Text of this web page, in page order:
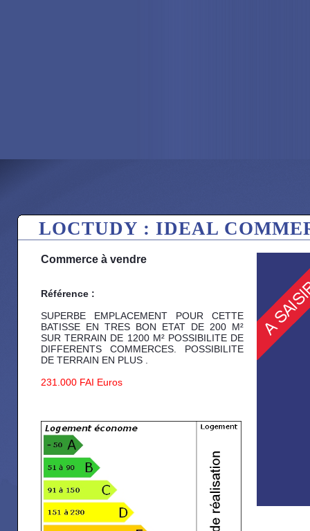
LOCTUDY : IDEAL
Commerce à vendre
Référence :
SUPERBE EMPLACEMENT POUR CETTE
BATISSE EN TRES BON ETAT DE 200 M²
SUR TERRAIN DE 1200 M² POSSIBILITE DE
DIFFERENTS COMMERCES. POSSIBILITE
DE TERRAIN EN PLUS .
231.000 FAI Euros